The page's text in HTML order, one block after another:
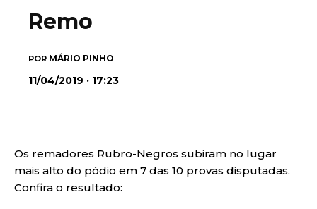
Remo
POR MÁRIO PINHO
11/04/2019 · 17:23
Os remadores Rubro-Negros subiram no lugar
mais alto do pódio em 7 das 10 provas disputadas.
Confira o resultado: